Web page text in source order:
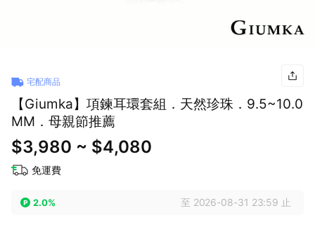
宅配商品
【Giumka】項鍊耳環套組．天然珍珠．9.5~10.0
MM．母親節推薦
$3,980 ~ $4,080
免運費
2.0% 至 2026-08-31 23:59 止